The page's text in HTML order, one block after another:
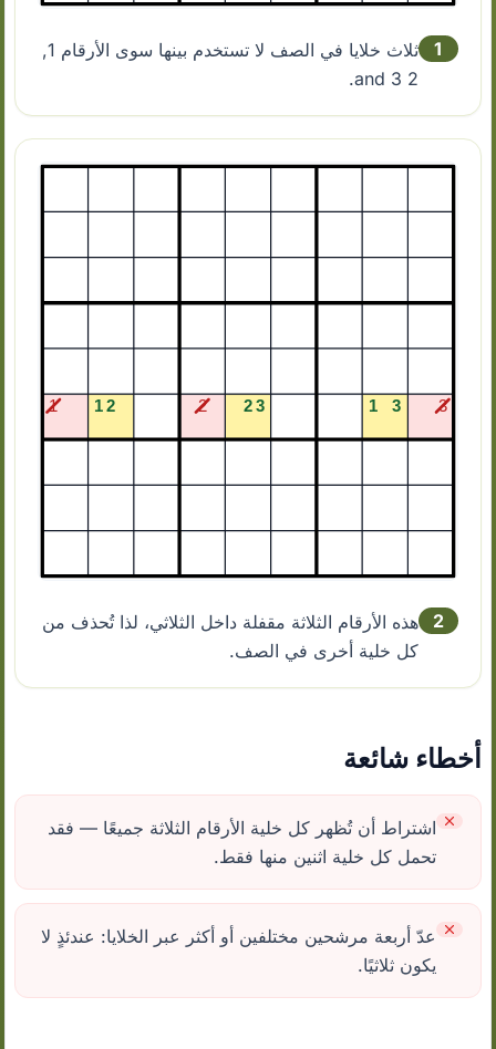
1
ثلاث خلايا في الصف لا تستخدم بينها سوى الأرقام 1,
2 and 3.
2
هذه الأرقام الثلاثة مقفلة داخل الثلاثي، لذا تُحذف من
كل خلية أخرى في الصف.
أخطاء شائعة
اشتراط أن تُظهر كل خلية الأرقام الثلاثة جميعًا — فقد
تحمل كل خلية اثنين منها فقط.
عدّ أربعة مرشحين مختلفين أو أكثر عبر الخلايا: عندئذٍ لا
يكون ثلاثيًا.